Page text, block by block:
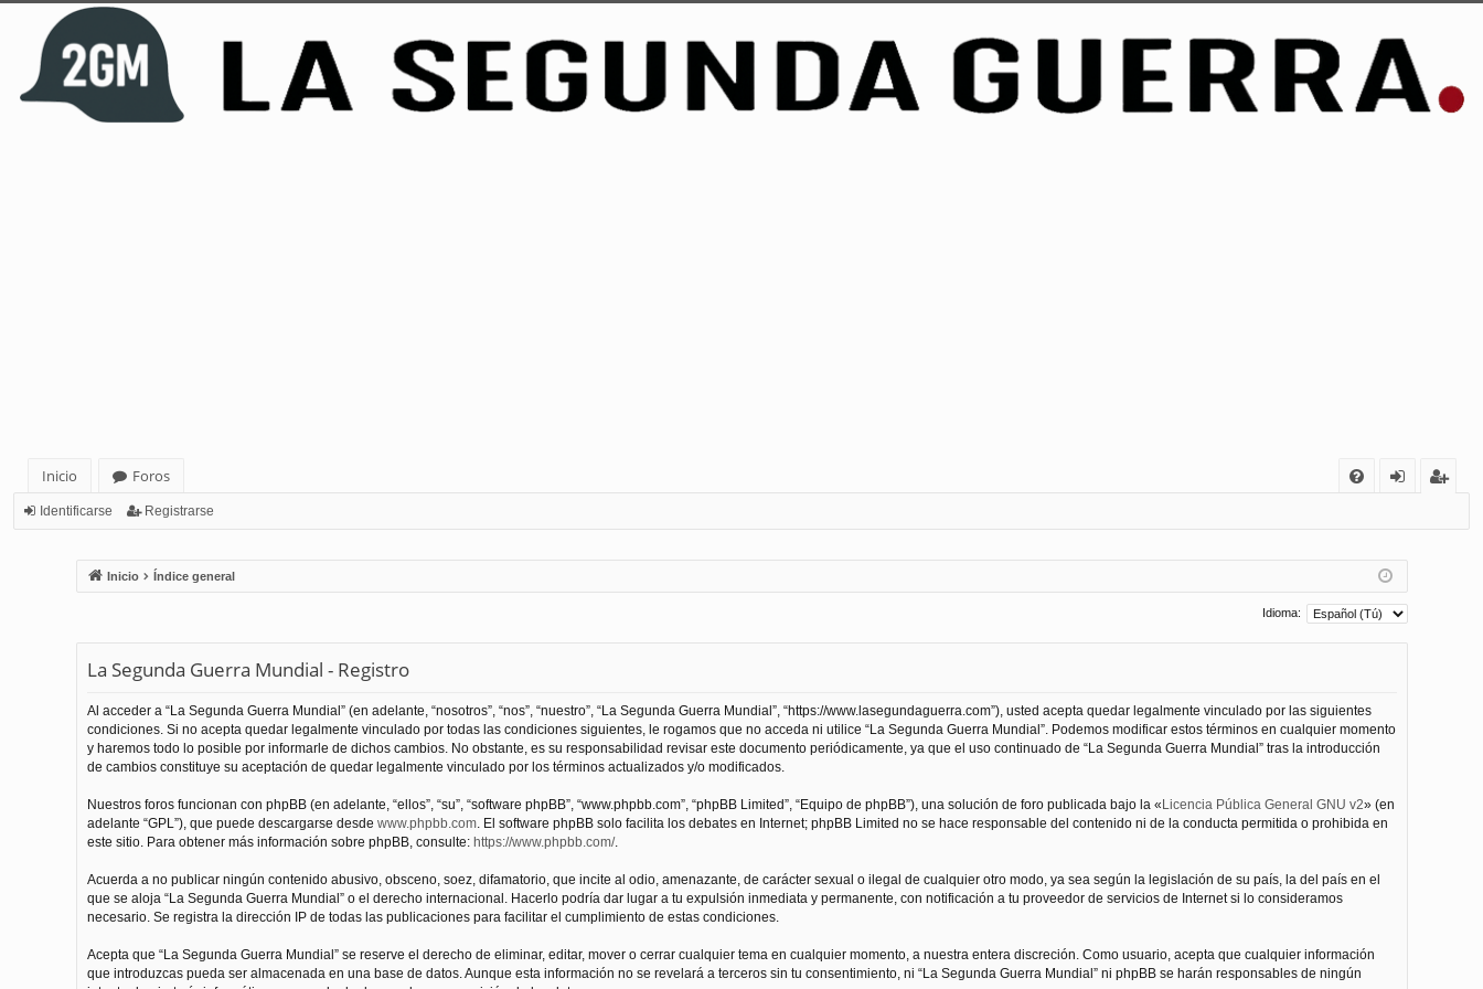
Inicio
Foros
ca
rs
Identificarse Registrarse
Inicio Índice general
Idioma:
La Segunda Guerra Mundial - Registro
Al acceder a “La Segunda Guerra Mundial” (en adelante, “nosotros”, “nos”, “nuestro”, “La Segunda Guerra Mundial”, “https://www.lasegundaguerra.com”), usted acepta quedar legalmente vinculado por las siguientes
condiciones. Si no acepta quedar legalmente vinculado por todas las condiciones siguientes, le rogamos que no acceda ni utilice “La Segunda Guerra Mundial”. Podemos modificar estos términos en cualquier momento
y haremos todo lo posible por informarle de dichos cambios. No obstante, es su responsabilidad revisar este documento periódicamente, ya que el uso continuado de “La Segunda Guerra Mundial” tras la introducción
de cambios constituye su aceptación de quedar legalmente vinculado por los términos actualizados y/o modificados.
Nuestros foros funcionan con phpBB (en adelante, “ellos”, “su”, “software phpBB”, “www.phpbb.com”, “phpBB Limited”, “Equipo de phpBB”), una solución de foro publicada bajo la « Licencia Pública General GNU v2» (en
adelante “GPL”), que puede descargarse desde www.phpbb.com. El software phpBB solo facilita los debates en Internet; phpBB Limited no se hace responsable del contenido ni de la conducta permitida o prohibida en
este sitio. Para obtener más información sobre phpBB, consulte: https://www.phpbb.com/.
Acuerda a no publicar ningún contenido abusivo, obsceno, soez, difamatorio, que incite al odio, amenazante, de carácter sexual o ilegal de cualquier otro modo, ya sea según la legislación de su país, la del país en el
que se aloja “La Segunda Guerra Mundial” o el derecho internacional. Hacerlo podría dar lugar a tu expulsión inmediata y permanente, con notificación a tu proveedor de servicios de Internet si lo consideramos
necesario. Se registra la dirección IP de todas las publicaciones para facilitar el cumplimiento de estas condiciones.
Acepta que “La Segunda Guerra Mundial” se reserve el derecho de eliminar, editar, mover o cerrar cualquier tema en cualquier momento, a nuestra entera discreción. Como usuario, acepta que cualquier información
que introduzcas pueda ser almacenada en una base de datos. Aunque esta información no se revelará a terceros sin tu consentimiento, ni “La Segunda Guerra Mundial” ni phpBB se harán responsables de ningún